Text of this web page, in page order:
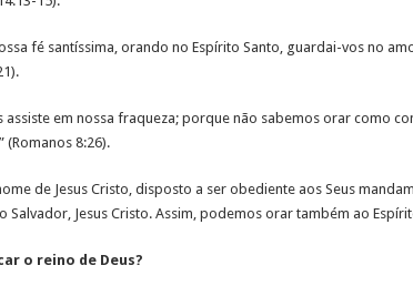
fé santíssima, orando no Espírito Santo, guardai-vos no
assiste em nossa fraqueza; porque não sabemos orar como
8:26).
de Jesus Cristo, disposto a ser obediente aos Seus
Jesus Cristo. Assim, podemos orar também ao
o reino de Deus?